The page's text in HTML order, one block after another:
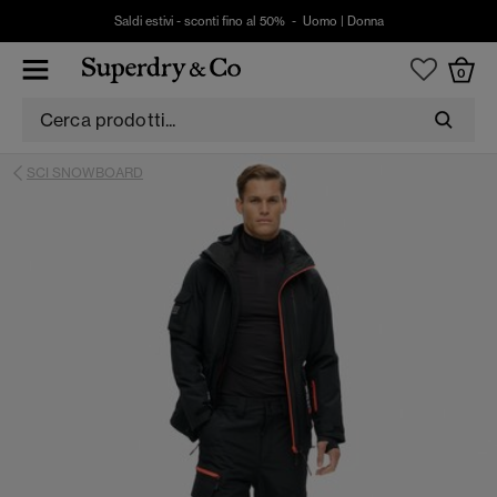
Saldi estivi - sconti fino al 50% - Uomo Donna
0
SCI SNOWBOARD